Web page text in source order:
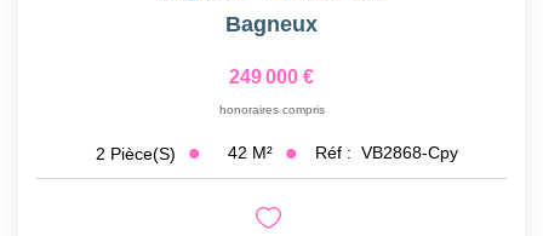
Bagneux
249 000 €
honoraires compris
2 Pièce(s) 42 M² Réf : VB2868-Cpy